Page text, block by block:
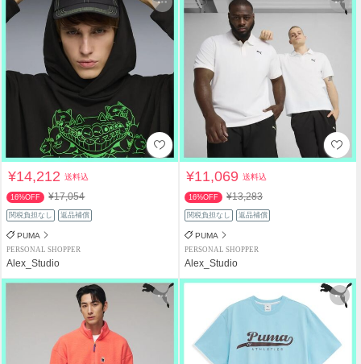
¥14,212送料込
16%OFF ¥17,054
関税負担なし 返品補償
PUMA
PERSONAL SHOPPER
Alex_Studio
¥11,069送料込
16%OFF ¥13,283
関税負担なし 返品補償
PUMA
PERSONAL SHOPPER
Alex_Studio